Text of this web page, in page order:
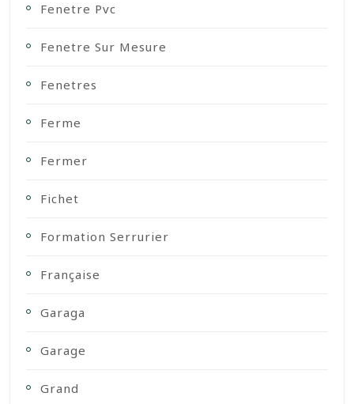
Fenetre Pvc
Fenetre Sur Mesure
Fenetres
Ferme
Fermer
Fichet
Formation Serrurier
Française
Garaga
Garage
Grand